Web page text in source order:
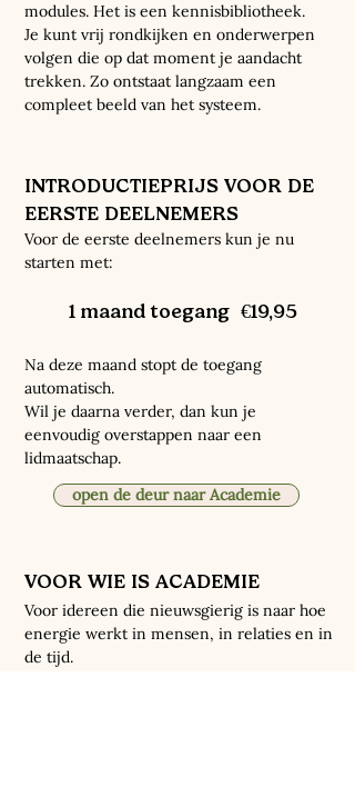
modules. Het is een kennisbibliotheek.
​Je kunt vrij rondkijken en onderwerpen
volgen die op dat moment je aandacht
trekken. Zo ontstaat langzaam een
compleet beeld van het systeem.
INTRODUCTIEPRIJS VOOR DE
EERSTE DEELNEMERS
Voor de eerste deelnemers kun je nu
starten met:
1 maand toegang €19,95
Na deze maand stopt de toegang
automatisch.
Wil je daarna verder, dan kun je
eenvoudig overstappen naar een
lidmaatschap.
VOOR WIE IS ACADEMIE
Voor idereen die nieuwsgierig is naar hoe
energie werkt in mensen, in relaties en in
de tijd.
open de deur naar Academie